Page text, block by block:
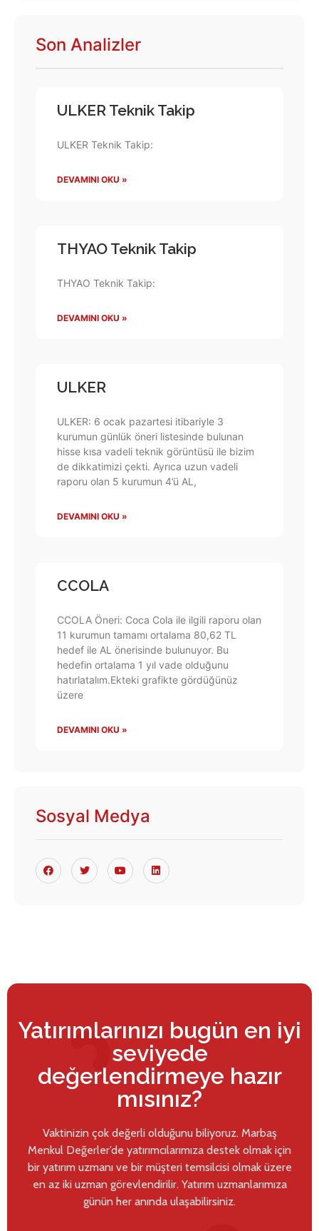
Son Analizler
ULKER Teknik Takip
ULKER Teknik Takip:
DEVAMINI OKU »
THYAO Teknik Takip
THYAO Teknik Takip:
DEVAMINI OKU »
ULKER
ULKER: 6 ocak pazartesi itibariyle 3
kurumun günlük öneri listesinde bulunan
hisse kısa vadeli teknik görüntüsü ile bizim
de dikkatimizi çekti. Ayrıca uzun vadeli
raporu olan 5 kurumun 4’ü AL,
DEVAMINI OKU »
CCOLA
CCOLA Öneri: Coca Cola ile ilgili raporu olan
11 kurumun tamamı ortalama 80,62 TL
hedef ile AL önerisinde bulunuyor. Bu
hedefin ortalama 1 yıl vade olduğunu
hatırlatalım.Ekteki grafikte gördüğünüz
üzere
DEVAMINI OKU »
Sosyal Medya
Yatırımlarınızı bugün en iyi
seviyede
değerlendirmeye hazır
mısınız?
Vaktinizin çok değerli olduğunu biliyoruz. Marbaş
Menkul Değerler’de yatırımcılarımıza destek olmak için
bir yatırım uzmanı ve bir müşteri temsilcisi olmak üzere
en az iki uzman görevlendirilir. Yatırım uzmanlarımıza
günün her anında ulaşabilirsiniz.